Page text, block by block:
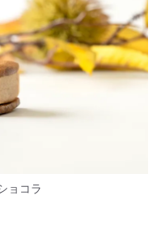
ョコラ